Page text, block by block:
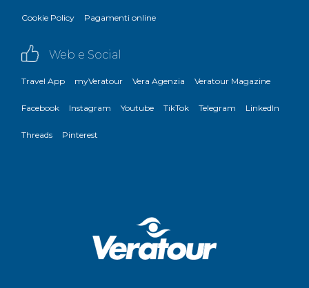
Cookie Policy Pagamenti online
Web e Social
Travel App myVeratour Vera Agenzia Veratour Magazine
Facebook Instagram Youtube TikTok Telegram LinkedIn
Threads Pinterest